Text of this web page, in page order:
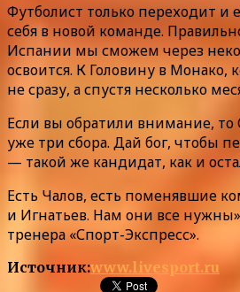
Футболист только переходит и
себя в новой команде.
Испании мы сможем через
освоится. К Головину в Монако,
не сразу, а спустя несколько
Если вы обратили внимание, то
уже три сбора. Дай бог, чтобы
— такой же кандидат, как и
Есть Чалов, есть поменявшие
и Игнатьев. Нам они все
тренера «Спорт-Экспресс».
Источник:www.livesport.ru